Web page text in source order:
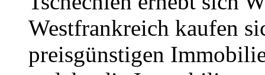
Westfrankreich kaufen
preisgünstigen